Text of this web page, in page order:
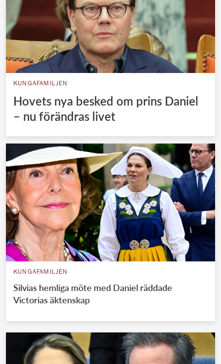
KUNGAFAMILJEN
Hovets nya besked om prins Daniel
– nu förändras livet
KUNGAFAMILJEN
Silvias hemliga möte med Daniel räddade
Victorias äktenskap